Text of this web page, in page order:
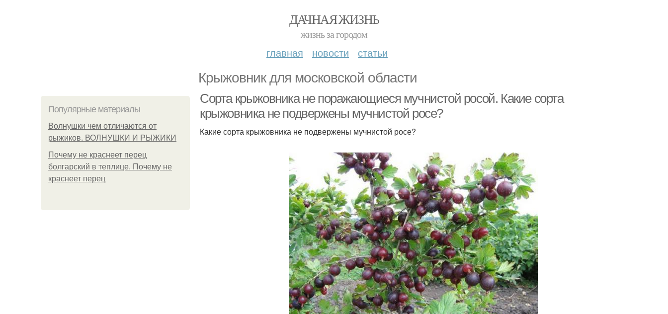
ДАЧНАЯ ЖИЗНЬ
жизнь за городом
главная новости статьи
Крыжовник для московской области
Популярные материалы
Волнушки чем отличаются от
рыжиков. ВОЛНУШКИ И РЫЖИКИ
Почему не краснеет перец
болгарский в теплице. Почему не
краснеет перец
Сорта крыжовника не поражающиеся мучнистой росой. Какие сорта
крыжовника не подвержены мучнистой росе?
Какие сорта крыжовника не подвержены мучнистой росе?